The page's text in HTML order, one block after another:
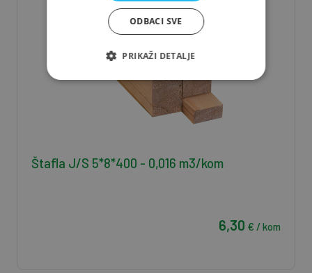
Štafla J/S 5*8*400 - 0,016 m3/kom
6,30 € / kom
ODBACI SVE
PRIKAŽI DETALJE